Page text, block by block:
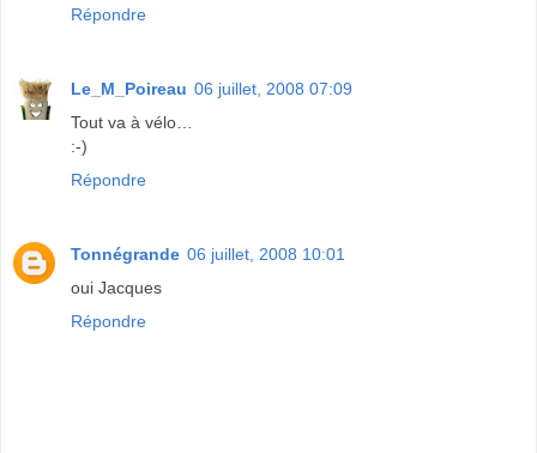
Répondre
Le_M_Poireau 06 juillet, 2008 07:09
Tout va à vélo…
:-)
Répondre
Tonnégrande 06 juillet, 2008 10:01
oui Jacques
Répondre